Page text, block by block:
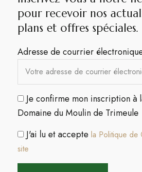
pour recevoir nos
plans et offres spéciales.​
Adresse de courrier
Je confirme mon inscription à
Domaine du Moulin de Trimeule
J'ai lu et accepte la Politique de
site